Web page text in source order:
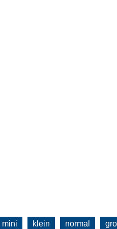
mini klein normal